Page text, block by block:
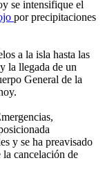
se intensifique el
por precipitaciones
a la isla hasta las
la llegada de un
General de la
y se ha preavisado
la cancelación de